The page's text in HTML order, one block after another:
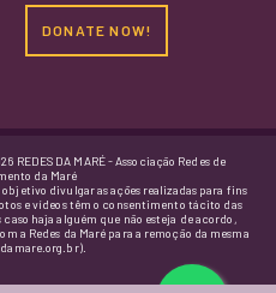
DONATE NOW!
REDES DA MARÉ - Associação Redes de
da Maré
divulgar as ações realizadas para fins
e vídeos têm o consentimento tácito das
haja alguém que não esteja de acordo,
a Redes da Maré para a remoção da mesma